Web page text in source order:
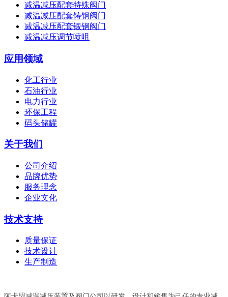
减温减压配套特殊阀门
减温减压配套铸钢阀门
减温减压配套锻钢阀门
减温减压调节喷咀
应用领域
化工行业
石油行业
电力行业
环保工程
码头储罐
关于我们
公司介绍
品牌优势
服务理念
企业文化
技术支持
质量保证
技术设计
生产制造